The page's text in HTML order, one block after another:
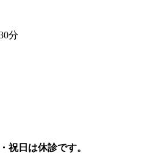
分
祝日は休診です。